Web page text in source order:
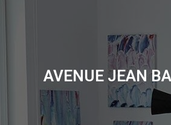
AVENUE JEAN